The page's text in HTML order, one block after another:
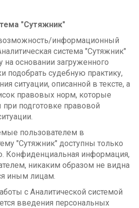
"Сутяжник"
информационный
система "Сутяжник"
на основании загруженного
подобрать судебную практику,
ситуации, описанной в тексте, а
правовых норм, которые
подготовке правовой
пользователем в
"Сутяжник" доступны только
Конфиденциальная информация,
никаким образом не видна
иным лицам.
с Аналитической системой
введения персональных